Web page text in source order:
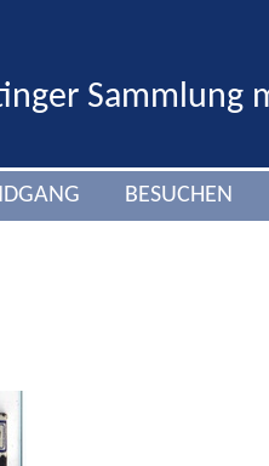
Sammlung
BESUCHEN